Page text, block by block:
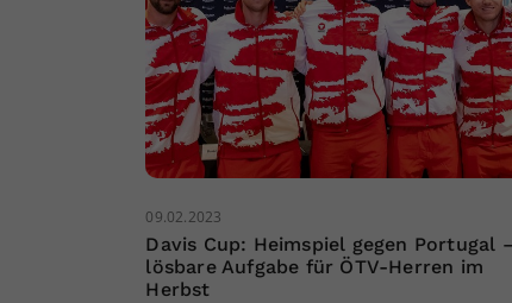
09.02.2023
Davis Cup: Heimspiel gegen Portugal
lösbare Aufgabe für ÖTV-Herren im
Herbst